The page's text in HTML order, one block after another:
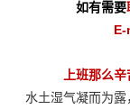
如有需要
上班那么辛
水土湿气凝而为